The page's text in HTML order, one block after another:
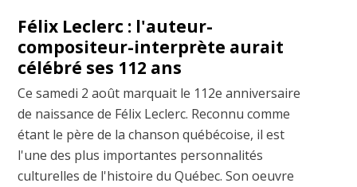
Félix Leclerc : l'auteur-
compositeur-interprète aurait
célébré ses 112 ans
Ce samedi 2 août marquait le 112e anniversaire
de naissance de Félix Leclerc. Reconnu comme
étant le père de la chanson québécoise, il est
l'une des plus importantes personnalités
culturelles de l'histoire du Québec. Son oeuvre